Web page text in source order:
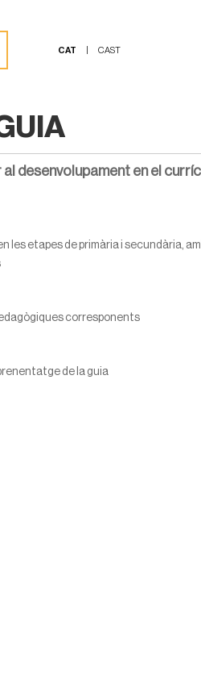
CAT CAST
desenvolupament en el
etapes de primària i secundària,
corresponents
de la guia